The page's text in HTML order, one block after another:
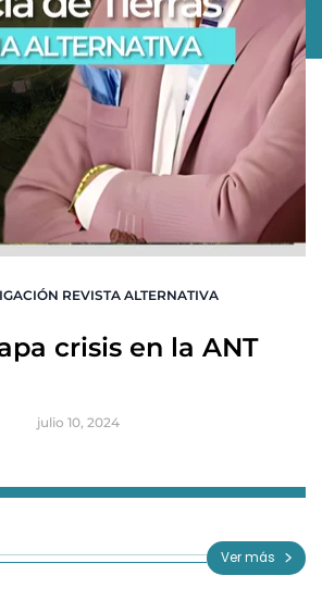
REVISTA ALTERNATIVA
crisis en la ANT
julio 10, 2024
Ver más